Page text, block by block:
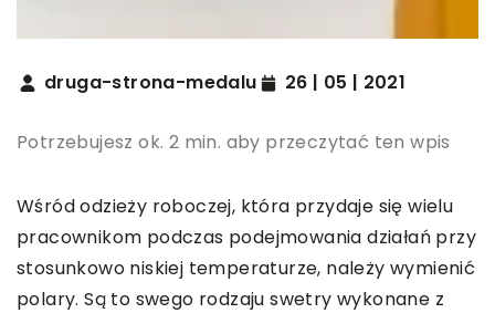
druga-strona-medalu 26 | 05 | 2021
Potrzebujesz ok. 2 min. aby przeczytać ten wpis
Wśród odzieży roboczej, która przydaje się wielu
pracownikom podczas podejmowania działań przy
stosunkowo niskiej temperaturze, należy wymienić
polary. Są to swego rodzaju swetry wykonane z